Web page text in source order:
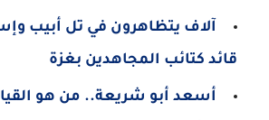
آلاف يتظاهرون في تل أبيب
قائد كتائب المجاهدين بغزة
أسعد أبو شريعة.. من هو